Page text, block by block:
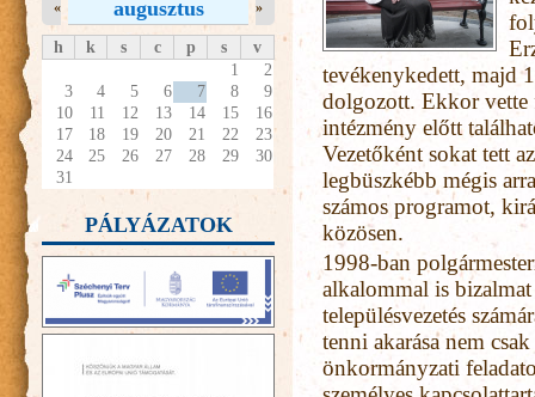
tevékenykedett, majd
dolgozott. Ekkor vette
intézmény előtt
Vezetőként sokat tett
legbüszkébb mégis
számos programot,
közösen.
1998-ban
alkalommal is
településvezetés
tenni akarása nem
önkormányzati
augusztus
« »
h k s c p s
v
1
2
3
4 5 6 7 8
9
10
11 12 13 14 15
16
17
18 19 20 21 22
23
24
25 26 27 28 29
30
31
PÁLYÁZATOK